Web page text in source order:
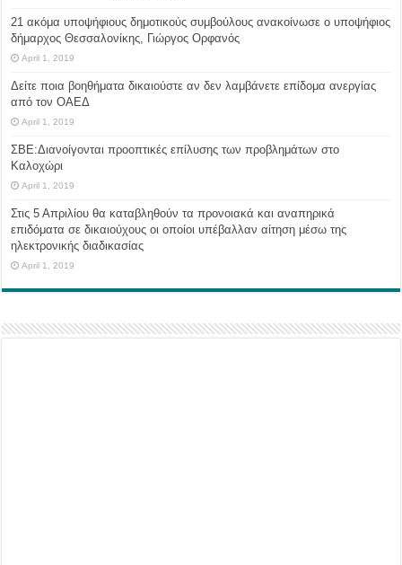
21 ακόμα υποψήφιους δημοτικούς συμβούλους ανακοίνωσε ο υποψήφιος
δήμαρχος Θεσσαλονίκης, Γιώργος Ορφανός
April 1, 2019
Δείτε ποια βοηθήματα δικαιούστε αν δεν λαμβάνετε επίδομα ανεργίας
από τον ΟΑΕΔ
April 1, 2019
ΣΒΕ:Διανοίγονται προοπτικές επίλυσης των προβλημάτων στο
Καλοχώρι
April 1, 2019
Στις 5 Απριλίου θα καταβληθούν τα προνοιακά και αναπηρικά
επιδόματα σε δικαιούχους οι οποίοι υπέβαλλαν αίτηση μέσω της
ηλεκτρονικής διαδικασίας
April 1, 2019